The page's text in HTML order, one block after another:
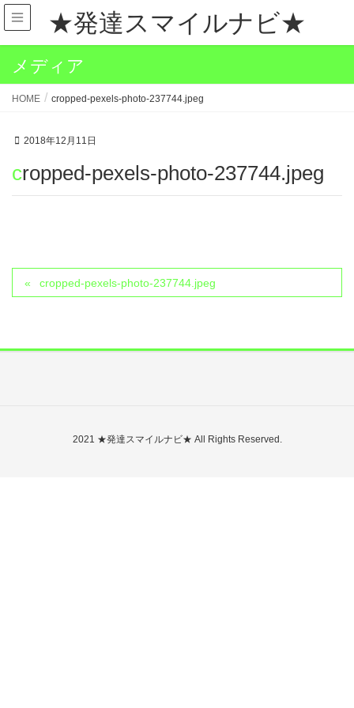
★発達スマイルナビ★
メディア
HOME cropped-pexels-photo-237744.jpeg
2018年12月11日
cropped-pexels-photo-237744.jpeg
cropped-pexels-photo-237744.jpeg
2021 ★発達スマイルナビ★ All Rights Reserved.